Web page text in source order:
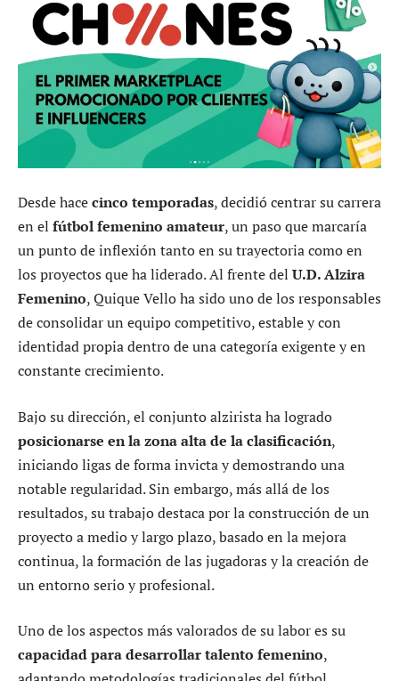
Desde hacecinco temporadas, decidió centrar su carrera
en el fútbol femenino amateur, un paso que marcaría
un punto de inflexión tanto en su trayectoria como en
los proyectos que ha liderado. Al frente del U.D. Alzira
Femenino, Quique Vello ha sido uno de los responsables
de consolidar un equipo competitivo, estable y con
identidad propia dentro de una categoría exigente y en
constante crecimiento.
Bajo su dirección, el conjunto alzirista ha logrado
posicionarse en la zona alta de la clasificación,
iniciando ligas de forma invicta y demostrando una
notable regularidad. Sin embargo, más allá de los
resultados, su trabajo destaca por la construcción de un
proyecto a medio y largo plazo, basado en la mejora
continua, la formación de las jugadoras y la creación de
un entorno serio y profesional.
Uno de los aspectos más valorados de su labor es su
capacidad para desarrollar talento femenino,